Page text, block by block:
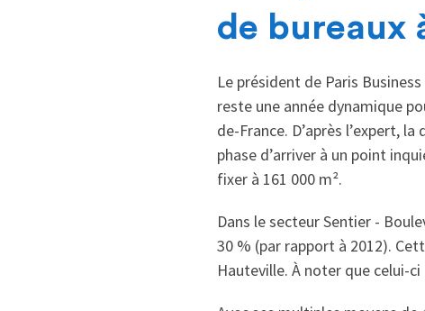
de bureaux
Le président de Paris
reste une année dynamique
de-France. D’après l’expert,
phase d’arriver à un point
fixer à 161 000 m².
Dans le secteur Sentier -
30 % (par rapport à 2012).
Hauteville. À noter que celui-